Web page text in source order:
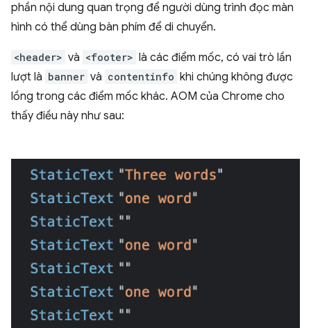
phần nội dung quan trọng để người dùng trình đọc màn
hình có thể dùng bàn phím để di chuyển.
<header> và <footer> là các điểm mốc, có vai trò lần
lượt là banner và contentinfo khi chúng không được
lồng trong các điểm mốc khác. AOM của Chrome cho
thấy điều này như sau: